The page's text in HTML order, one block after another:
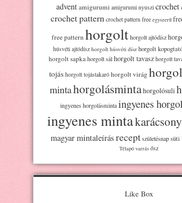
adventamigurumi amigurumi nyuszi crochet
crochet pattern crochet pattern free egyszerű
free patternhorgolt horgolt ajtódísz
húsvéti ajtódísz horgolt húsvéti dísz horgolt
horgolt sapkahorgolt sálhorgolt tavasz horgolt
tojás horgolt tojástakaró horgolt virág
mintahorgolásmintahorgolósuli
ingyenes horgolásmintaingyenes
ingyenes mintakarácsony
magyar mintaleírásrecept születésnap süti
Télapó varrás ősz
Like Box